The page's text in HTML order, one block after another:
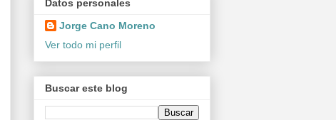
Datos personales
Jorge Cano Moreno
Ver todo mi perfil
Buscar este blog